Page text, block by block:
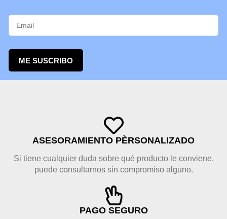
ME SUSCRIBO
ASESORAMIENTO PÈRSONALIZADO
Si tiene cualquier duda sobre qué producto le conviene,
puede consultarnos sin compromiso alguno.
PAGO SEGURO